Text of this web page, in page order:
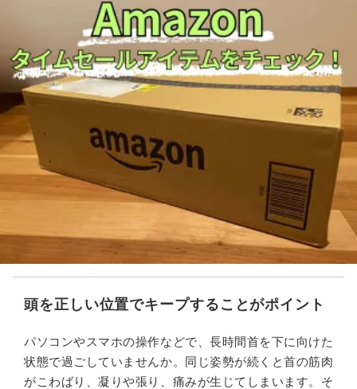
頭を正しい位置でキープすることがポイント
パソコンやスマホの操作などで、長時間首を下に向けた
状態で過ごしていませんか。同じ姿勢が続くと首の筋肉
がこわばり、凝りや張り、痛みが生じてしまいます。そ